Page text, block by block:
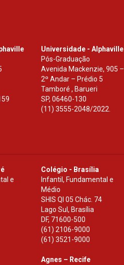
Universidade - Alphaville
Pós-Graduação
Avenida Mackenzie, 905 –
2º Andar – Prédio 5
Tamboré , Barueri
SP, 06460-130
(11) 3555-2048/2022.
e
Colégio - Brasília
Infantil, Fundamental e
Médio
SHIS Ql 05 Chác. 74
Lago Sul, Brasília
DF, 71600-500
(61) 2106-9000
(61) 3521-9000
Agnes – Recife